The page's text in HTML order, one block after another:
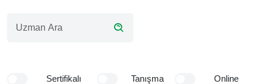
Sertifikalı
Tanışma
Online